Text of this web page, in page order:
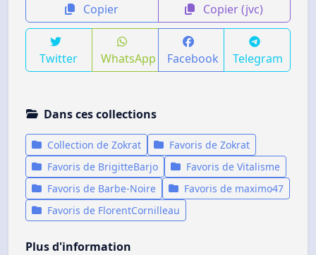
Copier Copier (jvc)
Twitter WhatsApp Facebook Telegram
Dans ces collections
Collection de Zokrat
Favoris de Zokrat
Favoris de BrigitteBarjo
Favoris de Vitalisme
Favoris de Barbe-Noire
Favoris de maximo47
Favoris de FlorentCornilleau
Plus d'information